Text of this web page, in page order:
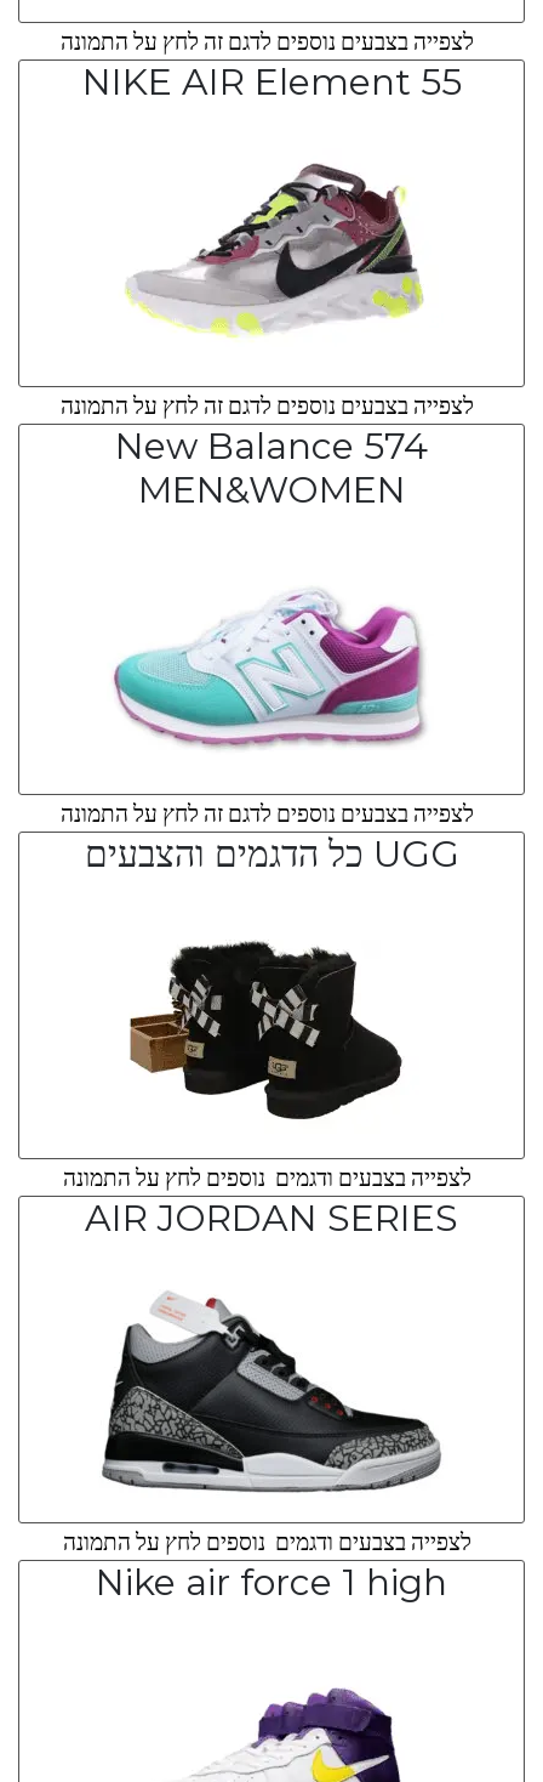
לצפייה בצבעים נוספים לדגם זה לחץ על התמונה
NIKE AIR Element 55
לצפייה בצבעים נוספים לדגם זה לחץ על התמונה
New Balance 574
MEN&WOMEN
לצפייה בצבעים נוספים לדגם זה לחץ על התמונה
UGG כל הדגמים והצבעים
לצפייה בצבעים ודגמים נוספים לחץ על התמונה
AIR JORDAN SERIES
לצפייה בצבעים ודגמים נוספים לחץ על התמונה
Nike air force 1 high